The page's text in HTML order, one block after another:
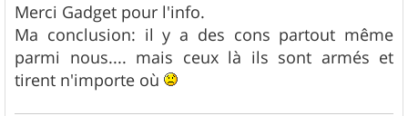
s
s
a
g
e
Merci Gadget pour l'info.
Ma conclusion: il y a des cons partout même
parmi nous.... mais ceux là ils sont armés et
tirent n'importe où